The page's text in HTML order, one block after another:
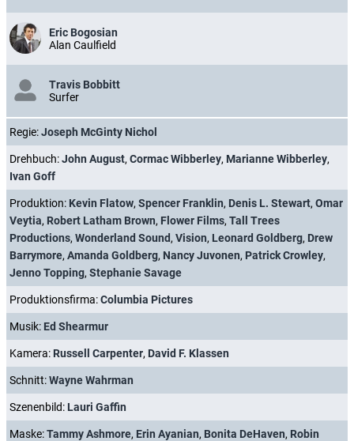
Eric Bogosian
Alan Caulfield
Travis Bobbitt
Surfer
Regie:Joseph McGinty Nichol
Drehbuch:John August, Cormac Wibberley, Marianne Wibberley,
Ivan Goff
Produktion: Kevin Flatow, Spencer Franklin, Denis L. Stewart, Omar
Veytia, Robert Latham Brown, Flower Films, Tall Trees
Productions, Wonderland Sound , Vision, Leonard Goldberg, Drew
Barrymore, Amanda Goldberg, Nancy Juvonen, Patrick Crowley,
Jenno Topping, Stephanie Savage
Produktionsfirma:Columbia Pictures
Musik: Ed Shearmur
Kamera: Russell Carpenter, David F. Klassen
Schnitt:Wayne Wahrman
Szenenbild: Lauri Gaffin
Maske:Tammy Ashmore, Erin Ayanian, Bonita DeHaven, Robin